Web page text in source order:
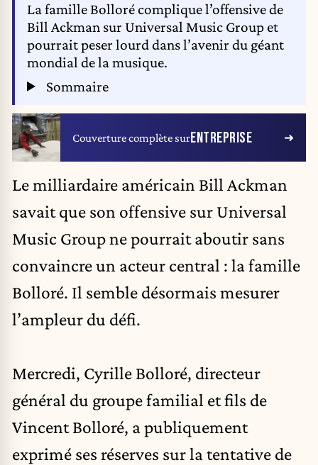
La famille Bolloré complique l’offensive de
Bill Ackman sur Universal Music Group et
pourrait peser lourd dans l’avenir du géant
mondial de la musique.
Sommaire
Couverture complète surENTREPRISE
Le milliardaire américain Bill Ackman
savait que son offensive sur Universal
Music Group ne pourrait aboutir sans
convaincre un acteur central : la famille
Bolloré. Il semble désormais mesurer
l’ampleur du défi.
Mercredi, Cyrille Bolloré, directeur
général du groupe familial et fils de
Vincent Bolloré, a publiquement
exprimé ses réserves sur la tentative de